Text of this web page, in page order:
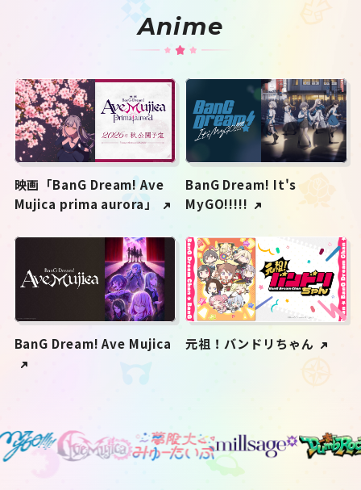
Anime
映画「BanG Dream! Ave
Mujica prima aurora」
BanG Dream! It's
MyGO!!!!!
BanG Dream! Ave Mujica 元祖！バンドリちゃん